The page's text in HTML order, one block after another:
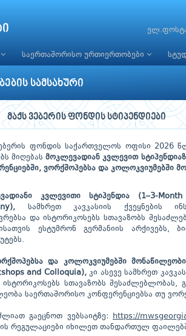
საერთაშორისო ურთიერთობები
სამსახური
მაქს ვებერის ფონდის სტიპენდიები
ფონდის საქართველოს ოფისი 2026
მიღებასმოკლევადიან კვლევით
ვორქშოპებსა და კოლოკვიუმებში
კვლევითი სტიპენდია (1–3-
სამხრეთ კავკასიის ქვეყნების
და ისტორიკოსებს სთავაზობს
ესტუმრონ გერმანიის არქივებს,
და კოლოკვიუმებში
and Colloquia),კი ასევე სამხრეთ
სთავაზობს შესაძლებლობას,
საერთაშორისო კონფერენციებსა თუ
გაეცნოთ ვებსაიტზე: https://
რეგულაციები იხილეთ თანდართულ